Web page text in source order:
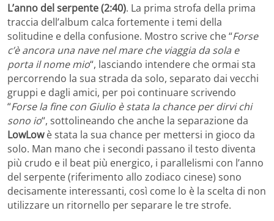
L’anno del serpente (2:40). La prima strofa della prima
traccia dell’album calca fortemente i temi della
solitudine e della confusione. Mostro scrive che “Forse
c’è ancora una nave nel mare che viaggia da sola e
porta il nome mio“, lasciando intendere che ormai sta
percorrendo la sua strada da solo, separato dai vecchi
gruppi e dagli amici, per poi continuare scrivendo
“Forse la fine con Giulio è stata la chance per dirvi chi
sono io“, sottolineando che anche la separazione da
LowLowè stata la sua chance per mettersi in gioco da
solo. Man mano che i secondi passano il testo diventa
più crudo e il beat più energico, i parallelismi con l’anno
del serpente (riferimento allo zodiaco cinese) sono
decisamente interessanti, così come lo è la scelta di non
utilizzare un ritornello per separare le tre strofe.